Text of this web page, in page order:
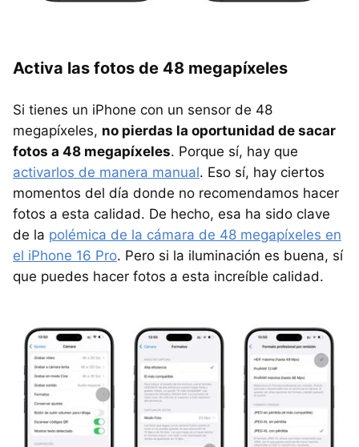
Activa las fotos de 48 megapíxeles
Si tienes un iPhone con un sensor de 48
megapíxeles, no pierdas la oportunidad de sacar
fotos a 48 megapíxeles. Porque sí, hay que
activarlos de manera manual. Eso sí, hay ciertos
momentos del día donde no recomendamos hacer
fotos a esta calidad. De hecho, esa ha sido clave
de la polémica de la cámara de 48 megapíxeles en
el iPhone 16 Pro. Pero si la iluminación es buena, sí
que puedes hacer fotos a esta increíble calidad.